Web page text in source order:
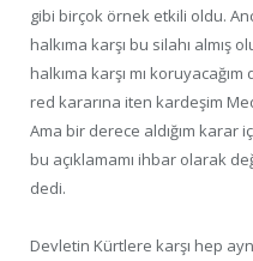
gibi birçok örnek etkili oldu.
halkıma karşı bu silahı almış
halkıma karşı mı
red kararına iten kardeşim
Ama bir derece aldığım karar
bu açıklamamı ihbar olarak
dedi.
Devletin Kürtlere karşı hep